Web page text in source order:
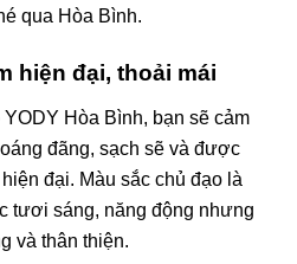
qua Hòa Bình.
hiện đại, thoải mái
Hòa Bình, bạn sẽ cảm
đãng, sạch sẽ và được
đại. Màu sắc chủ đạo là
tươi sáng, năng động nhưng
và thân thiện.